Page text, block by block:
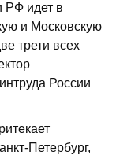
РФ идет в
и Московскую
трети всех
России
Петербург,